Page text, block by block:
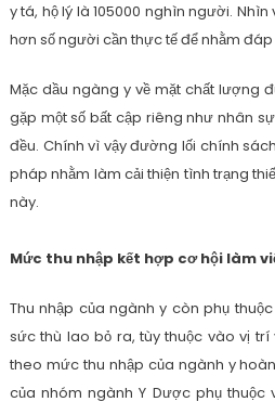
y tá, hộ lý là 105000 nghìn người.
hơn số người cần thực tế để nhằm
Mặc dầu ngàng y về mặt chất lượng
gặp một số bất cập riêng như nhân
đều. Chính vì vậy đường lối chính
pháp nhằm làm cải thiện tình trạng
này.
Mức thu nhập kết hợp cơ hội làm
Thu nhập của ngành y còn phụ
sức thù lao bỏ ra, tùy thuộc vào vị
theo mức thu nhập của ngành y
của nhóm ngành Y Dược phụ